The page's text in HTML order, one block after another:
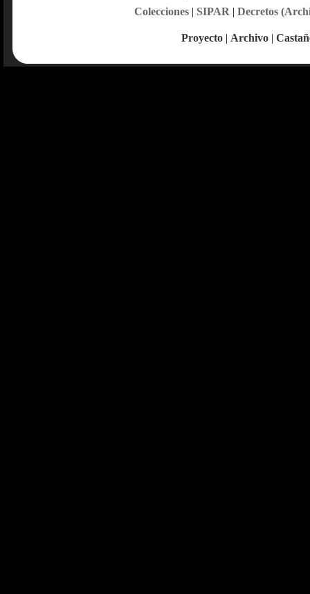
Colecciones| SIPAR | Decretos
Proyecto | Archivo |